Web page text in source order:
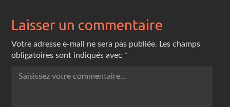
Laisser un commentaire
Votre adresse e-mail ne sera pas publiée. Les champs
obligatoires sont indiqués avec *